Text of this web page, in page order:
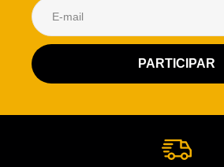
Atendimento Rei de Casa